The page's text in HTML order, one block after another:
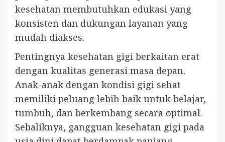
kesehatan membutuhkan edukasi yang
konsisten dan dukungan layanan yang
mudah diakses.
Pentingnya kesehatan gigi berkaitan erat
dengan kualitas generasi masa depan.
Anak-anak dengan kondisi gigi sehat
memiliki peluang lebih baik untuk belajar,
tumbuh, dan berkembang secara optimal.
Sebaliknya, gangguan kesehatan gigi pada